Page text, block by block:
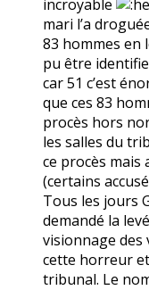
incroyable
mari l’a
83 hommes en
pu être
car 51 c’est
que ces 83
procès hors
les salles du
ce procès
(certains
Tous les jours
demandé la
visionnage des
cette horreur
tribunal. Le